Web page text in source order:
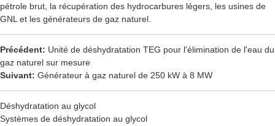
pétrole brut, la récupération des hydrocarbures légers, les usines de
GNL et les générateurs de gaz naturel.
Précédent: Unité de déshydratation TEG pour l'élimination de l'eau du
gaz naturel sur mesure
Suivant: Générateur à gaz naturel de 250 kW à 8 MW
Déshydratation au glycol
Systèmes de déshydratation au glycol